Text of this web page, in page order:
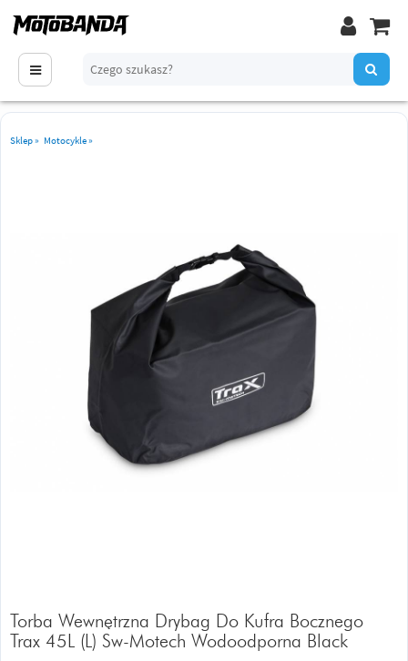
Sklep» Motocykle»
Torba Wewnętrzna Drybag Do Kufra Bocznego
Trax 45L (L) Sw-Motech Wodoodporna Black